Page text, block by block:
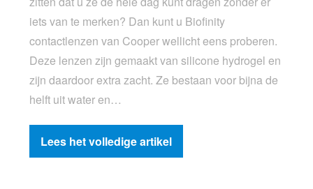
iets van te merken? Dan kunt u Biofinity
contactlenzen van Cooper wellicht eens proberen.
Deze lenzen zijn gemaakt van silicone hydrogel en
zijn daardoor extra zacht. Ze bestaan voor bijna de
helft uit water en…
Lees het volledige artikel